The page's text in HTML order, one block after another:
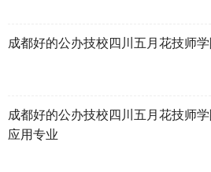
成都好的公办技校四川五月花技师
成都好的公办技校四川五月花技师
应用专业